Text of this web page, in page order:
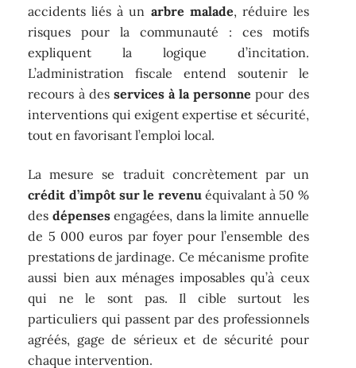
accidents liés à un arbre malade, réduire les
risques pour la communauté : ces motifs
expliquent la logique d’incitation.
L’administration fiscale entend soutenir le
recours à des services à la personne pour des
interventions qui exigent expertise et sécurité,
tout en favorisant l’emploi local.
La mesure se traduit concrètement par un
crédit d’impôt sur le revenu équivalant à 50 %
des dépensesengagées, dans la limite annuelle
de 5 000 euros par foyer pour l’ensemble des
prestations de jardinage. Ce mécanisme profite
aussi bien aux ménages imposables qu’à ceux
qui ne le sont pas. Il cible surtout les
particuliers qui passent par des professionnels
agréés, gage de sérieux et de sécurité pour
chaque intervention.